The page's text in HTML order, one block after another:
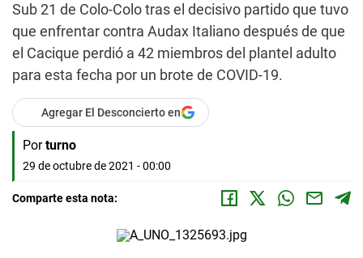
Sub 21 de Colo-Colo tras el decisivo partido que tuvo
que enfrentar contra Audax Italiano después de que
el Cacique perdió a 42 miembros del plantel adulto
para esta fecha por un brote de COVID-19.
Agregar El Desconcierto en
Por turno
29 de octubre de 2021 - 00:00
Comparte esta nota: